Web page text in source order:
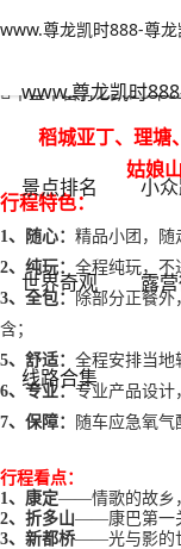
www.尊龙凯时888-尊龙
www.尊龙凯时
景点排名 小
世界奇观 露
线路合集
www.尊龙凯时888-尊龙
【自驾7日游 】稻城亚
千里不留行 2023年
稻城亚丁、 理塘
姑娘
行程特色：
1、随心： 精品小团，随
2、纯玩： 全程纯玩，不
3、全包： 除部分正餐外
含；
5、舒适： 全程安排当地
6、专业：专业产品设计
7、保障：
随车应急氧气
行程看点：
1、 康定——情歌的故乡
2、 折多山——康巴第一
3、 新都桥——光与影的